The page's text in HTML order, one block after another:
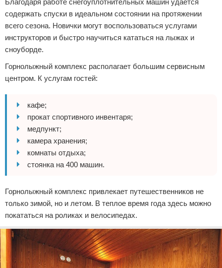
Благодаря работе снегоуплотнительных машин удается
содержать спуски в идеальном состоянии на протяжении
всего сезона. Новички могут воспользоваться услугами
инструкторов и быстро научиться кататься на лыжах и
сноуборде.
Горнолыжный комплекс располагает большим сервисным
центром. К услугам гостей:
кафе;
прокат спортивного инвентаря;
медпункт;
камера хранения;
комнаты отдыха;
стоянка на 400 машин.
Горнолыжный комплекс привлекает путешественников не
только зимой, но и летом. В теплое время года здесь можно
покататься на роликах и велосипедах.